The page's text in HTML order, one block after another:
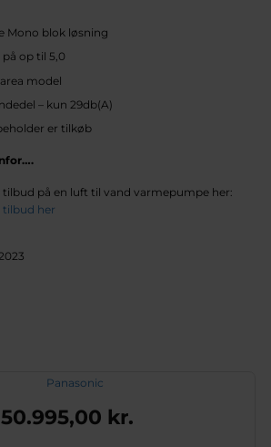
Mono blok løsning
op til 5,0
model
– kun 29db(A)
er tilkøb
på en luft til vand varmepumpe her:
tilbud her
50.995,00 kr.